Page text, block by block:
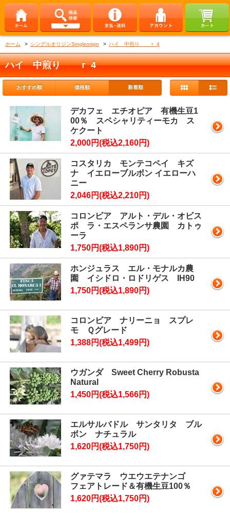
ホーム > シングルオリジンSingleorigin > ハイ 中煎り ｒ 4
ハイ 中煎り ｒ 4
おすすめ順 価格順 新着順
デカフェ エチオピア 有機生豆1
00％ スペシャリティーモカ ス
ケクート
2,000円(税込2,160円)
コスタリカ モンテコペイ キズ
ナ イエローブルボン イエローハ
ニー
2,046円(税込2,210円)
コロンビア アルト・デル・オビス
ポ ラ・エスペランサ農園 カトゥ
ーラ
1,750円(税込1,890円)
ホンジュラス エル・モナルカ農
園 イシドロ・ロドリゲス IH90
1,750円(税込1,890円)
コロンビア ナリーニョ スプレ
モ Ｑグレード
1,388円(税込1,499円)
ウガンダ Sweet Cherry Robusta
Natural
1,450円(税込1,566円)
エルサルバドル サンタリタ ブル
ボン ナチュラル
1,620円(税込1,750円)
グァテマラ ウエウエテナンゴ
フェアトレード＆有機生豆100％
1,620円(税込1,750円)